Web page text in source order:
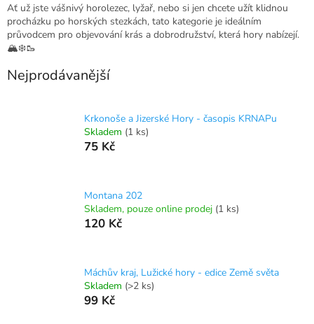
Ať už jste vášnivý horolezec, lyžař, nebo si jen chcete užít klidnou
procházku po horských stezkách, tato kategorie je ideálním
průvodcem pro objevování krás a dobrodružství, která hory nabízejí.
🏔️❄️🥾
Nejprodávanější
Krkonoše a Jizerské Hory - časopis KRNAPu
Skladem (1 ks)
75 Kč
Montana 202
Skladem, pouze online prodej (1 ks)
120 Kč
Máchův kraj, Lužické hory - edice Země světa
Skladem (>2 ks)
99 Kč